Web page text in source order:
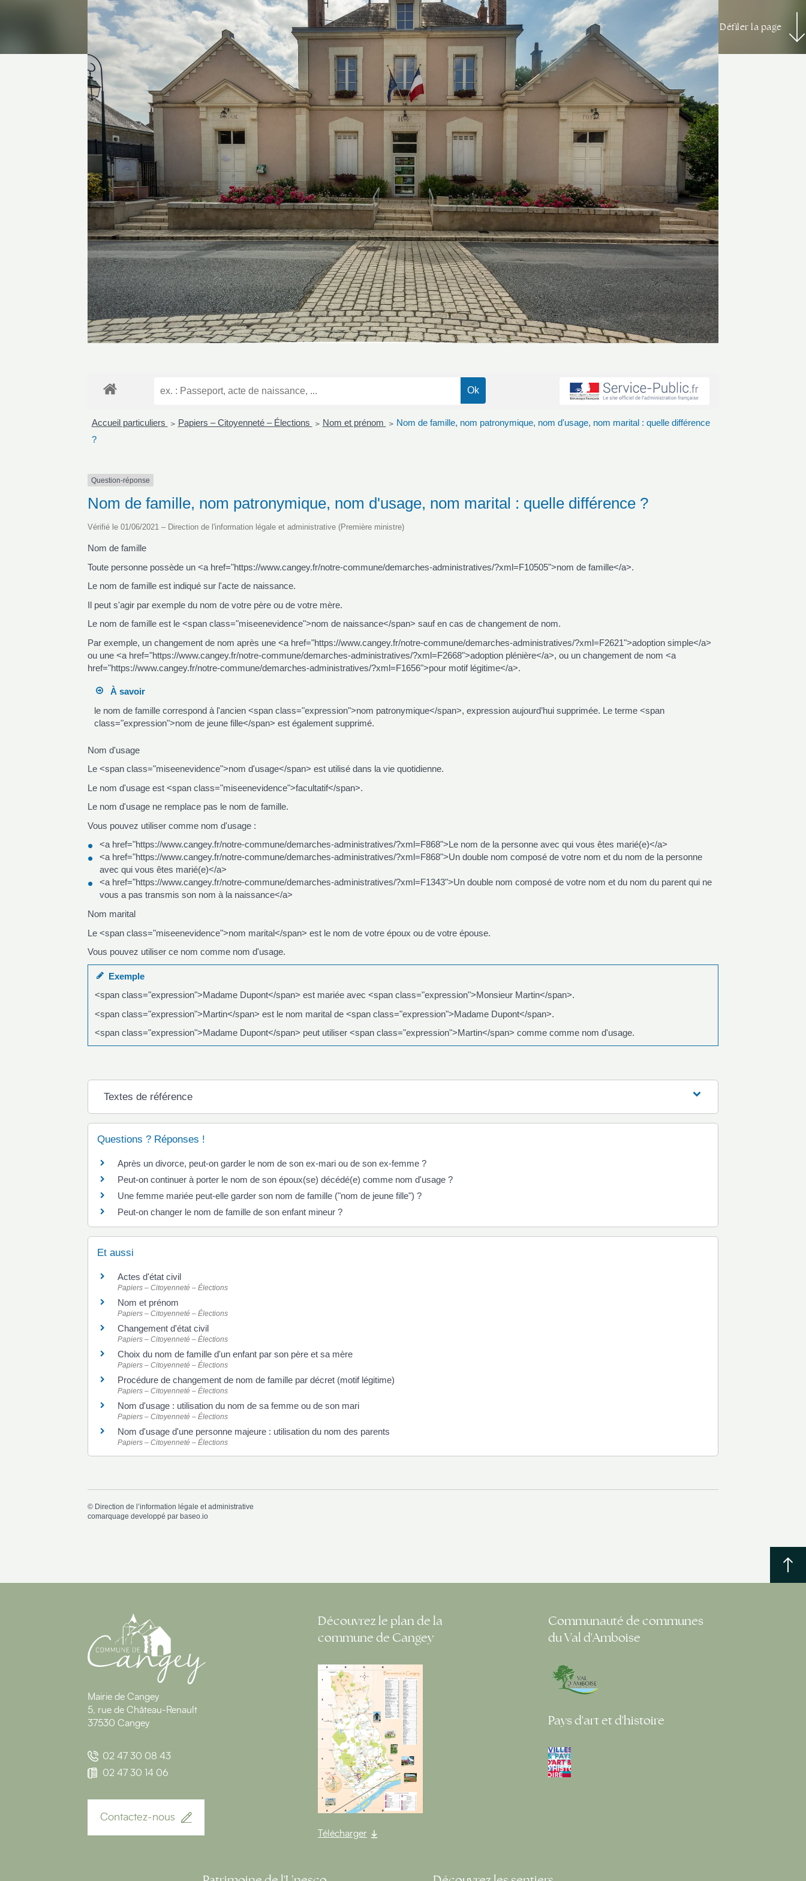
Défiler la page
Accueil particuliers > Papiers – Citoyenneté – Élections > Nom et prénom > Nom de famille, nom patronymique, nom d'usage, nom marital : quelle différence
?
Question-réponse
Nom de famille, nom patronymique, nom d'usage, nom marital : quelle différence ?
Vérifié le 01/06/2021 – Direction de l'information légale et administrative (Première ministre)
Nom de famille
Toute personne possède un <a href="https://www.cangey.fr/notre-commune/demarches-administratives/?xml=F10505">nom de famille</a>.
Le nom de famille est indiqué sur l'acte de naissance.
Il peut s'agir par exemple du nom de votre père ou de votre mère.
Le nom de famille est le <span class="miseenevidence">nom de naissance</span> sauf en cas de changement de nom.
Par exemple, un changement de nom après une <a href="https://www.cangey.fr/notre-commune/demarches-administratives/?xml=F2621">adoption simple</a>
ou une <a href="https://www.cangey.fr/notre-commune/demarches-administratives/?xml=F2668">adoption plénière</a>, ou un changement de nom <a
href="https://www.cangey.fr/notre-commune/demarches-administratives/?xml=F1656">pour motif légitime</a>.
À savoir
le nom de famille correspond à l'ancien <span class="expression">nom patronymique</span>, expression aujourd’hui supprimée. Le terme <span
class="expression">nom de jeune fille</span> est également supprimé.
Nom d'usage
Le <span class="miseenevidence">nom d'usage</span> est utilisé dans la vie quotidienne.
Le nom d'usage est <span class="miseenevidence">facultatif</span>.
Le nom d'usage ne remplace pas le nom de famille.
Vous pouvez utiliser comme nom d'usage :
<a href="https://www.cangey.fr/notre-commune/demarches-administratives/?xml=F868">Le nom de la personne avec qui vous êtes marié(e)</a>
<a href="https://www.cangey.fr/notre-commune/demarches-administratives/?xml=F868">Un double nom composé de votre nom et du nom de la personne
avec qui vous êtes marié(e)</a>
<a href="https://www.cangey.fr/notre-commune/demarches-administratives/?xml=F1343">Un double nom composé de votre nom et du nom du parent qui ne
vous a pas transmis son nom à la naissance</a>
Nom marital
Le <span class="miseenevidence">nom marital</span> est le nom de votre époux ou de votre épouse.
Vous pouvez utiliser ce nom comme nom d'usage.
Exemple
<span class="expression">Madame Dupont</span> est mariée avec <span class="expression">Monsieur Martin</span>.
<span class="expression">Martin</span> est le nom marital de <span class="expression">Madame Dupont</span>.
<span class="expression">Madame Dupont</span> peut utiliser <span class="expression">Martin</span> comme comme nom d'usage.
Textes de référence
Questions ? Réponses !
Après un divorce, peut-on garder le nom de son ex-mari ou de son ex-femme ?
Peut-on continuer à porter le nom de son époux(se) décédé(e) comme nom d'usage ?
Une femme mariée peut-elle garder son nom de famille ("nom de jeune fille") ?
Peut-on changer le nom de famille de son enfant mineur ?
Et aussi
Actes d'état civil
Papiers – Citoyenneté – Élections
Nom et prénom
Papiers – Citoyenneté – Élections
Changement d'état civil
Papiers – Citoyenneté – Élections
Choix du nom de famille d'un enfant par son père et sa mère
Papiers – Citoyenneté – Élections
Procédure de changement de nom de famille par décret (motif légitime)
Papiers – Citoyenneté – Élections
Nom d'usage : utilisation du nom de sa femme ou de son mari
Papiers – Citoyenneté – Élections
Nom d'usage d'une personne majeure : utilisation du nom des parents
Papiers – Citoyenneté – Élections
© Direction de l’information légale et administrative
comarquage developpé par baseo.io
Mairie de Cangey
5, rue de Château-Renault
37530 Cangey
02 47 30 08 43
02 47 30 14 06
Contactez-nous
Découvrez le plan de la
commune de Cangey
Télécharger
Communauté de communes
du Val d'Amboise
Pays d'art et d'histoire